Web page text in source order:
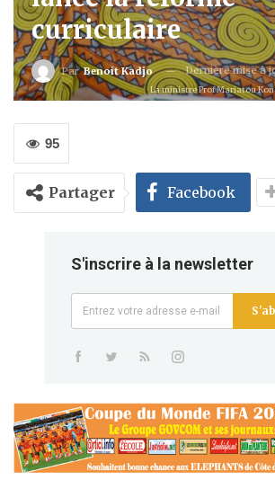
curriculaire
ParBenoit Kadjo Dernière mise à
La ministre Prof Mariatou
95
Partager Facebook
S'inscrire à la newsletter